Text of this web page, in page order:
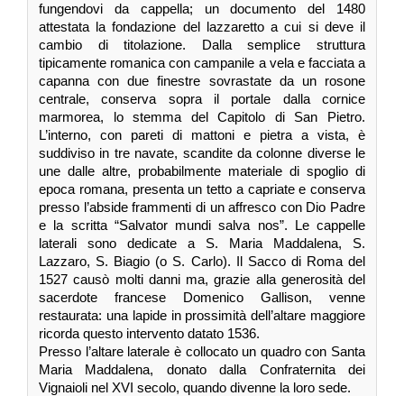
fungendovi da cappella; un documento del 1480
attestata la fondazione del lazzaretto a cui si deve il
cambio di titolazione. Dalla semplice struttura
tipicamente romanica con campanile a vela e facciata a
capanna con due finestre sovrastate da un rosone
centrale, conserva sopra il portale dalla cornice
marmorea, lo stemma del Capitolo di San Pietro.
L’interno, con pareti di mattoni e pietra a vista, è
suddiviso in tre navate, scandite da colonne diverse le
une dalle altre, probabilmente materiale di spoglio di
epoca romana, presenta un tetto a capriate e conserva
presso l’abside frammenti di un affresco con Dio Padre
e la scritta “Salvator mundi salva nos”. Le cappelle
laterali sono dedicate a S. Maria Maddalena, S.
Lazzaro, S. Biagio (o S. Carlo). Il Sacco di Roma del
1527 causò molti danni ma, grazie alla generosità del
sacerdote francese Domenico Gallison, venne
restaurata: una lapide in prossimità dell’altare maggiore
ricorda questo intervento datato 1536.
Presso l’altare laterale è collocato un quadro con Santa
Maria Maddalena, donato dalla Confraternita dei
Vignaioli nel XVI secolo, quando divenne la loro sede.